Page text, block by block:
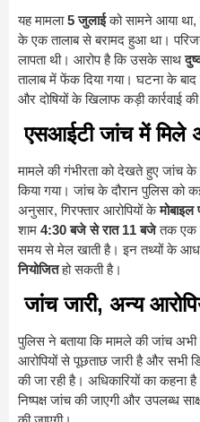
यह मामला5 जुलाईको सामने आया
के एक तालाब से बरामद हुआ था।
लापता थी। आरोप है कि उसके साथ
तालाब में फेंक दिया गया। घटना के
और दोषियों के खिलाफ कड़ी कार्रवाई
एसआईटी जांच में मिले
मामले की गंभीरता को देखते हुए जांच
किया गया। जांच के दौरान पुलिस को
अनुसार, गिरफ्तार आरोपियों के
शाम 4:30 बजे से रात 11 बजेतक एक
समय से मेल खाती है। इन तथ्यों के
नियोजितहो सकती है।
जांच जारी, अन्य
पुलिस ने बताया कि मामले की जांच अभी
आरोपियों से पूछताछ जारी है और सभी
की जा रही है। अधिकारियों का
निष्पक्ष जांच की जाएगी और उपलब्ध